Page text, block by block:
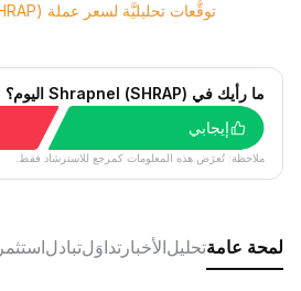
توقُّعات تحليليَّة لسعر عملة Shrapnel (SHRAP)
ما رأيك في Shrapnel (SHRAP) اليوم؟
إيجابي
ملاحظة: تُعرَض هذه المعلومات كمرجع للاسترشاد فقط.
لمحة عامةتحليلالأخبار تداوَلتبادلاستثمر